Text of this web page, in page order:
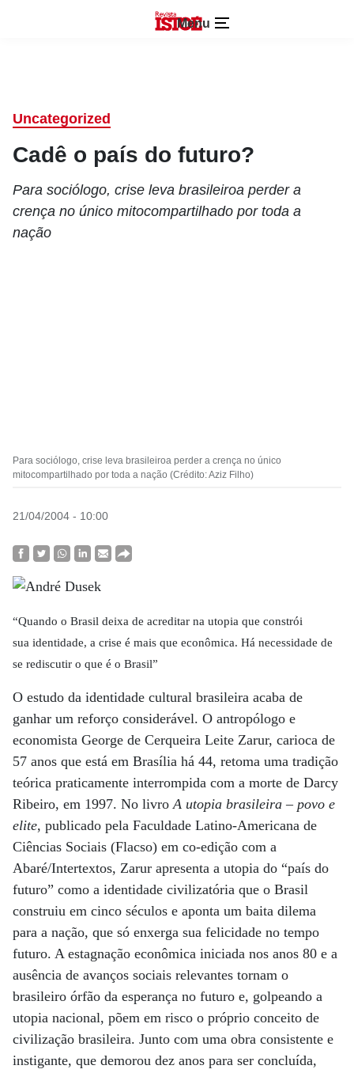
Menu
Uncategorized
Cadê o país do futuro?
Para sociólogo, crise leva brasileiroa perder a
crença no único mitocompartilhado por toda a
nação
Para sociólogo, crise leva brasileiroa perder a crença no único
mitocompartilhado por toda a nação (Crédito: Aziz Filho)
21/04/2004 - 10:00
“Quando o Brasil deixa de acreditar na utopia que constrói
sua identidade, a crise é mais que econômica. Há necessidade de
se rediscutir o que é o Brasil”
O estudo da identidade cultural brasileira acaba de
ganhar um reforço considerável. O antropólogo e
economista George de Cerqueira Leite Zarur, carioca de
57 anos que está em Brasília há 44, retoma uma tradição
teórica praticamente interrompida com a morte de Darcy
Ribeiro, em 1997. No livro A utopia brasileira – povo e
elite, publicado pela Faculdade Latino-Americana de
Ciências Sociais (Flacso) em co-edição com a
Abaré/Intertextos, Zarur apresenta a utopia do “país do
futuro” como a identidade civilizatória que o Brasil
construiu em cinco séculos e aponta um baita dilema
para a nação, que só enxerga sua felicidade no tempo
futuro. A estagnação econômica iniciada nos anos 80 e a
ausência de avanços sociais relevantes tornam o
brasileiro órfão da esperança no futuro e, golpeando a
utopia nacional, põem em risco o próprio conceito de
civilização brasileira. Junto com uma obra consistente e
instigante, que demorou dez anos para ser concluída,